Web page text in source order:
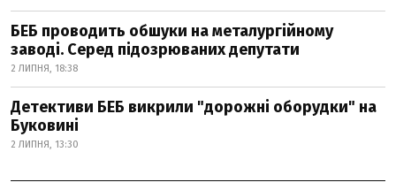
БЕБ проводить обшуки на металургійному
заводі. Серед підозрюваних депутати
2 ЛИПНЯ, 18:38
Детективи БЕБ викрили "дорожні оборудки" на
Буковині
2 ЛИПНЯ, 13:30